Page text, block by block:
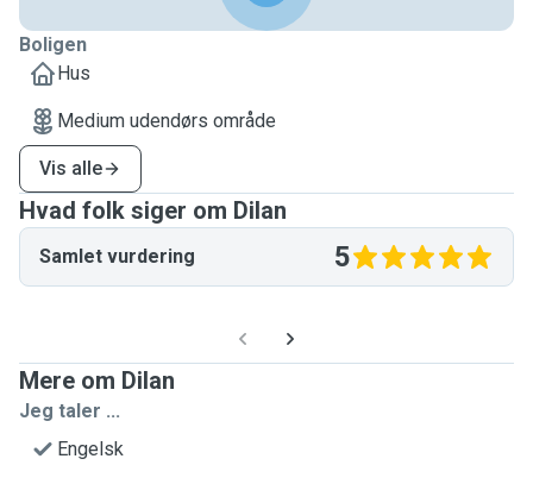
Boligen
Hus
Medium udendørs område
Vis alle
Hvad folk siger om Dilan
Samlet vurdering 5
Mere om Dilan
Jeg taler ...
Engelsk